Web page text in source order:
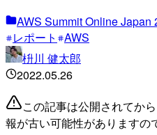
AWS Summit Online Japan
レポート
AWS
枡川 健太郎
2022.05.26
この記事は公開されてか
報が古い可能性がありますの